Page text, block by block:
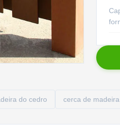
do cedro cerca de